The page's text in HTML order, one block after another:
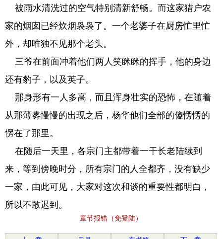
被雨水清洗过的空气特别清新舒畅。而这家猎户农
家的烟囱已经炊烟袅袅了。一个老婆子在厨房忙里忙
外，却唯独不见那个老头。
三爷在前面冲着他们两人笑眯眯的挥手，他的身边
还有豹子，以及英子。
那身形有一人多高，而且浑身壮实的恐怖，在随着
从那薄雾慢慢的出现之后，杨华他们全部的傻愣愣的
愣在了那里。
在随后一天里，各宗门主都带着一干长老陆续到
来，等到傍晚时分，所有宗门的人全都齐，没有缺少
一家，由此可见，大家对这次和谈的重要性都明白，
所以不敢迟到。
章节报错（免登陆）